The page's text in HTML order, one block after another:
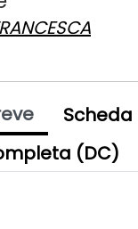
(DC)